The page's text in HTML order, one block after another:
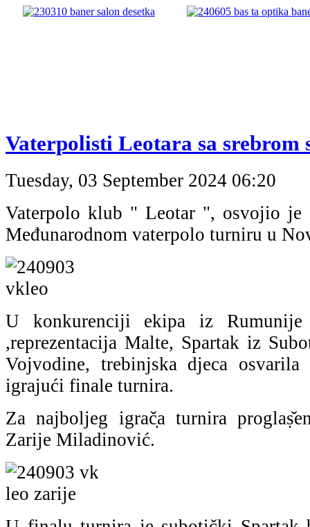
Vaterpolisti Leotara sa srebrom
Tuesday, 03 September 2024 06:20
Vaterpolo klub " Leotar ", osvojio je
Međunarodnom vaterpolo turniru u
U konkurenciji ekipa iz
,reprezentacija Malte, Spartak iz
Vojvodine, trebinjska djeca osvarila
igrajući finale turnira.
Za najboljeg igrač̣a turnira
Zarije Miladinović.